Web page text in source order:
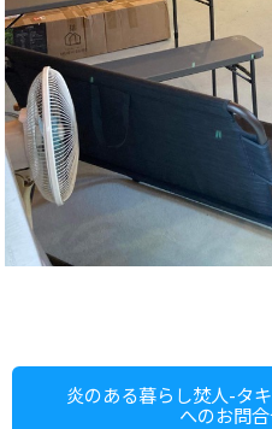
炎のある暮らし焚人-タ
へのお問